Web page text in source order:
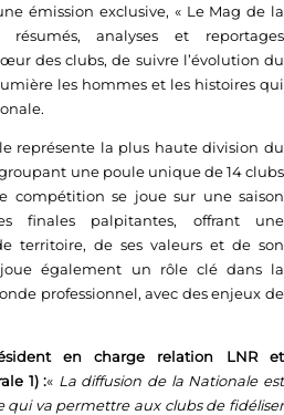
émission exclusive, « Le Mag de la
résumés, analyses et reportages
des clubs, de suivre l’évolution du
les hommes et les histoires qui
représente la plus haute division du
une poule unique de 14 clubs
compétition se joue sur une saison
finales palpitantes, offrant une
territoire, de ses valeurs et de son
également un rôle clé dans la
professionnel, avec des enjeux de
en charge relation LNR et
1) :« La diffusion de la Nationale est
qui va permettre aux clubs de fidéliser